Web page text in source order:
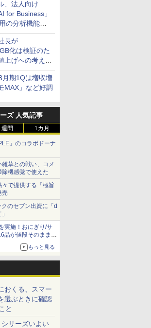
、法人向け
for Business」
の分析機能な
長が
化は検証のた
上げへの考え方
月期1Qは増収増
MAX」など好調
ズ 人気記事
週間 1カ月
」のコラボドーナ
雑草との戦い、コメ
機感覚で使えた
で提供する「極旨
売
のセブン出資に「d
実施！おにぎり/サ
品が値段そのままで
もっと見る
おくる、スマー
選ぶときに確認
と
シリーズいよい